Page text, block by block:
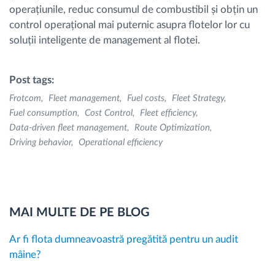
operațiunile, reduc consumul de combustibil și obțin un
control operațional mai puternic asupra flotelor lor cu
soluții inteligente de management al flotei.
Post tags:
Frotcom Fleet management Fuel costs
Fleet Strategy
Fuel consumption
Cost Control
Fleet efficiency
Data-driven fleet management
Route Optimization
Driving behavior
Operational efficiency
MAI MULTE DE PE BLOG
Ar fi flota dumneavoastră pregătită pentru un audit
mâine?